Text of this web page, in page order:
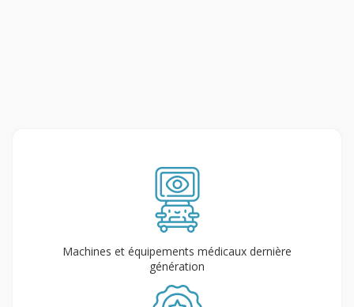
Machines et équipements médicaux dernière
génération